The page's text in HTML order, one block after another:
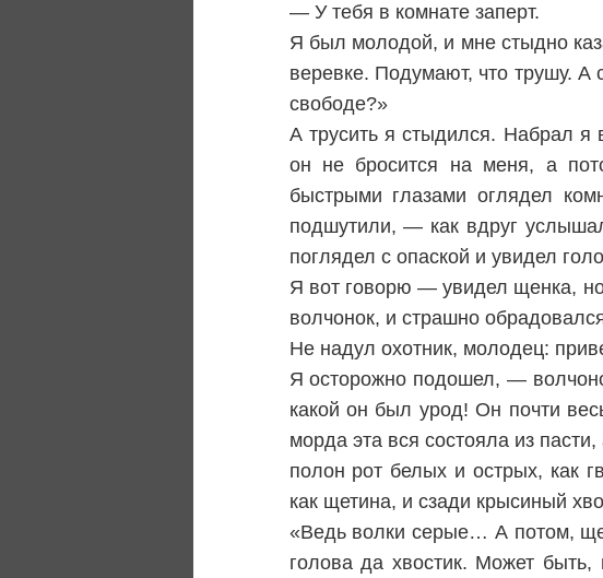
— У тебя в комнате заперт.
Я был молодой, и мне стыдно
веревке. Подумают, что трушу.
свободе?»
А трусить я стыдился. Набрал я
он не бросится на меня, а
быстрыми глазами оглядел
подшутили, — как вдруг
поглядел с опаской и увидел
Я вот говорю — увидел щенка,
волчонок, и страшно
Не надул охотник, молодец:
Я осторожно подошел, —
какой он был урод! Он почти
морда эта вся состояла из
полон рот белых и острых, как
как щетина, и сзади крысиный
«Ведь волки серые… А потом,
голова да хвостик. Может